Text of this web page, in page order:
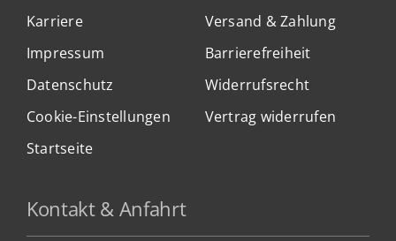
Karriere
Impressum
Datenschutz
Cookie-Einstellungen
Startseite
Versand & Zahlung
Barrierefreiheit
Widerrufsrecht
Vertrag widerrufen
Kontakt & Anfahrt